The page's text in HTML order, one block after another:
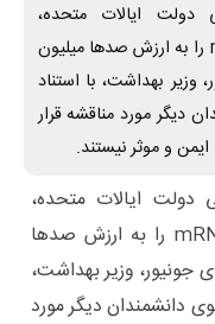
دولت ایالات متحده،
قراردادهای مربوط به واکسن های mRNA را به ارزش صدها میلیون
وزیر بهداشت، با استناد
دیگر مورد مناقشه قرار
و موثر نیستند.
دولت ایالات متحده،
قراردادهای مربوط به واکسن های mRNA را به ارزش صدها
جونیور، وزیر بهداشت،
دانشمندان دیگر مورد